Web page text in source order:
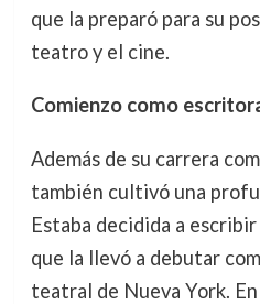
que la preparó para su
teatro y el cine.
Comienzo como
Además de su carrera
también cultivó una
Estaba decidida a
que la llevó a debutar
teatral de Nueva York.